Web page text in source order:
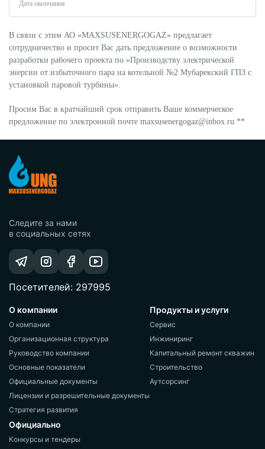
Дата окончания
В связи с этим АО «MAXSUSENERGOGAZ» предлагает
сотрудничество и просит Вас дать предложение о возможности
разработки рабочего проекта по «Производству электрической
энергии от избыточного пара на котельной №2 Мубарекский ГПЗ с
установкой паровой турбины».
Просим Вас в кратчайший срок отправить Ваше коммерческое
предложение по электронной почте maxsusenergogaz@inbox.ru.**
Следите за нами
в социальных сетях
Посетителей: 297995
О компании
О компании
Организационная структура
Руководство компании
Основные показатели
Официальные документы
Лицензии и разрешительные документы
Стратегия развития
Продукты и услуги
Сервис
Инжиниринг
Капитальный ремонт скважин
Строительство
Аутсорсинг
Официально
Конкурсы и тендеры